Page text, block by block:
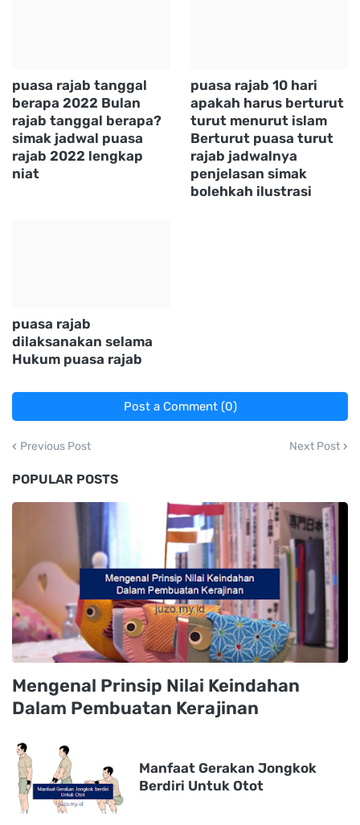
puasa rajab tanggal
berapa 2022 Bulan
rajab tanggal berapa?
simak jadwal puasa
rajab 2022 lengkap
niat
puasa rajab 10 hari
apakah harus berturut
turut menurut islam
Berturut puasa turut
rajab jadwalnya
penjelasan simak
bolehkah ilustrasi
puasa rajab
dilaksanakan selama
Hukum puasa rajab
Post a Comment (0)
Previous Post Next Post
POPULAR POSTS
Mengenal Prinsip Nilai Keindahan
Dalam Pembuatan Kerajinan
Manfaat Gerakan Jongkok
Berdiri Untuk Otot